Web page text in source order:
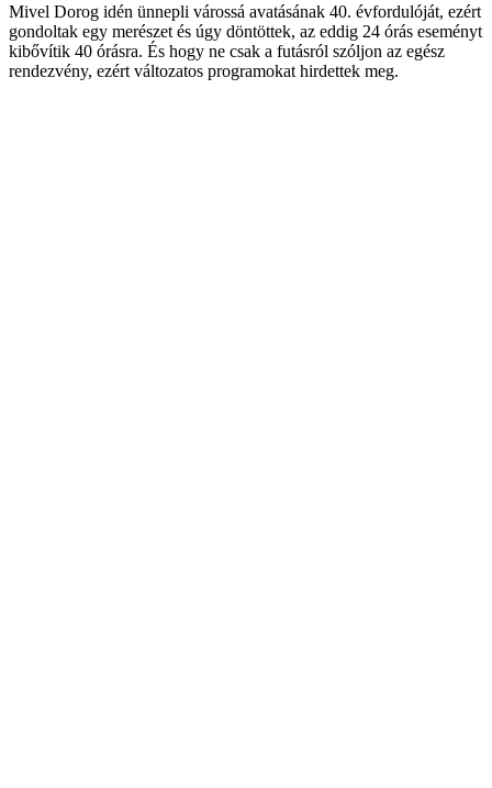
Mivel Dorog idén ünnepli várossá avatásának 40. évfordulóját, ezért
gondoltak egy merészet és úgy döntöttek, az eddig 24 órás eseményt
kibővítik 40 órásra. És hogy ne csak a futásról szóljon az egész
rendezvény, ezért változatos programokat hirdettek meg.